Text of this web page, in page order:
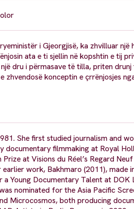
i Gjeorgjisë, ka zhvilluar
ata e ti sjellin në kopshtin e tij
dru i përmasave të tilla, priten
zhvendosë konceptin e çrrënjosjes
She first studied journalism and
filmmaking at Royal
at Visions du Réel’s Regard
work, Bakhmaro (2011),
Young Documentary Talent at
nominated for the Asia Pacific
Microcosmos, both producing